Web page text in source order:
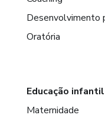
Desenvolvimento
Oratória
Educação
Maternidade